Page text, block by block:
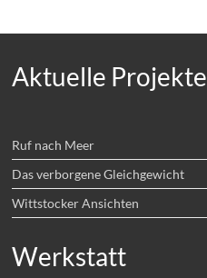
Aktuelle Projekte
Ruf nach Meer
Das verborgene Gleichgewicht
Wittstocker Ansichten
Werkstatt